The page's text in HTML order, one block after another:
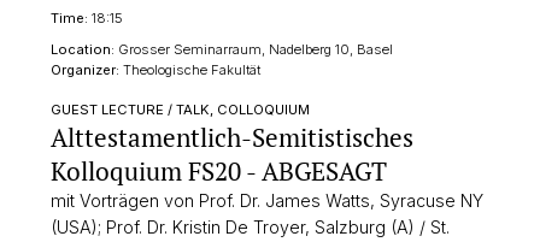
Time: 18:15
Location: Grosser Seminarraum, Nadelberg 10, Basel
Organizer: Theologische Fakultät
GUEST LECTURE / TALK, COLLOQUIUM
Alttestamentlich-Semitistisches
Kolloquium FS20 - ABGESAGT
mit Vorträgen von Prof. Dr. James Watts, Syracuse NY
(USA); Prof. Dr. Kristin De Troyer, Salzburg (A) / St.